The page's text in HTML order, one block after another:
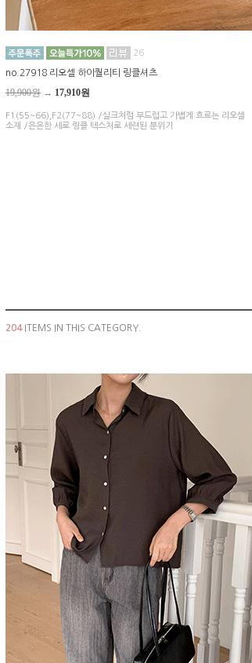
26
no.27918 리오셀 하이퀄리티 링클셔츠
19,900원 → 17,910원
F1(55~66),F2(77~88) /실크처럼 부드럽고 가볍게 흐르는 리오셀
소재 /은은한 세로 링클 텍스처로 세련된 분위기
204 ITEMS IN THIS CATEGORY.